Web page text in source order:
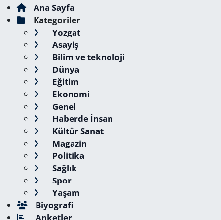
Ana Sayfa
Kategoriler
Yozgat
Asayiş
Bilim ve teknoloji
Dünya
Eğitim
Ekonomi
Genel
Haberde İnsan
Kültür Sanat
Magazin
Politika
Sağlık
Spor
Yaşam
Biyografi
Anketler